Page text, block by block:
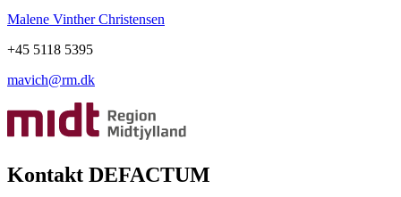
Malene Vinther Christensen
+45 5118 5395
mavich@rm.dk
Kontakt DEFACTUM